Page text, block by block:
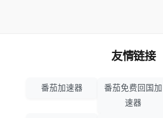
友情链接
番茄加速器
番茄免费回国加
速器